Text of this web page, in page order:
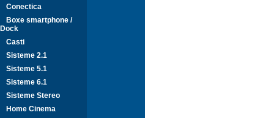
Conectica
Boxe smartphone /
Dock
Casti
Sisteme 2.1
Sisteme 5.1
Sisteme 6.1
Sisteme Stereo
Home Cinema